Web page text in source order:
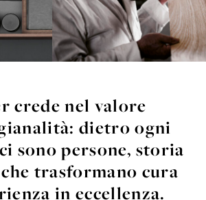
crede nel valore
dietro ogni
sono persone, storia
trasformano cura
in eccellenza.